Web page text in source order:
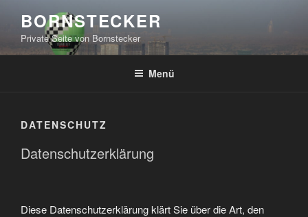
springen
BORNSTECKER
Private Seite von Bornstecker
Menü
DATENSCHUTZ
Datenschutzerklärung
Diese Datenschutzerklärung klärt Sie über die Art, den